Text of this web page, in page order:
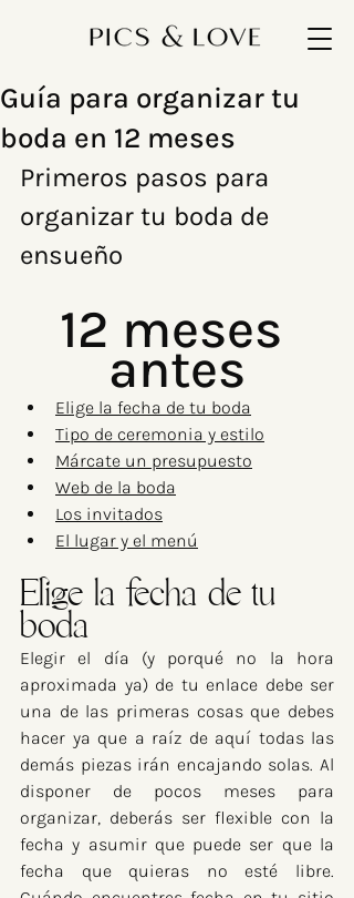
Guía para organizar tu
boda en 12 meses
Primeros pasos para
organizar tu boda de
ensueño
12 meses
antes
Elige la fecha de tu boda
Tipo de ceremonia y estilo
Márcate un presupuesto
Web de la boda
Los invitados
El lugar y el menú
​Elige la fecha de tu
boda
Elegir el día (y porqué no la hora
aproximada ya) de tu enlace debe ser
una de las primeras cosas que debes
hacer ya que a raíz de aquí todas las
demás piezas irán encajando solas. Al
disponer de pocos meses para
organizar, deberás ser flexible con la
fecha y asumir que puede ser que la
fecha que quieras no esté libre.